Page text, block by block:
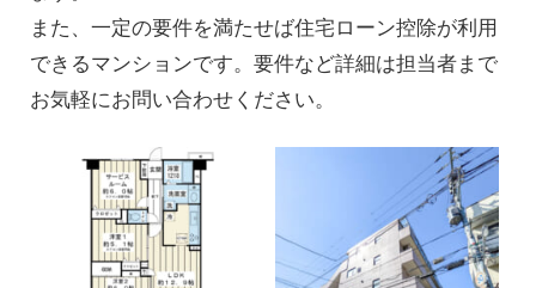
また、一定の要件を満たせば住宅ローン控除が利用
できるマンションです。要件など詳細は担当者まで
お気軽にお問い合わせください。